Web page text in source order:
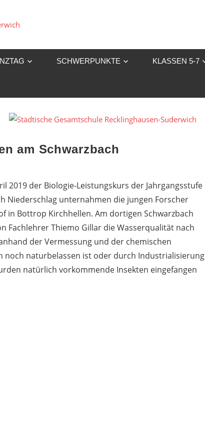
Gesamtschule
Suderwich
SCHWERPUNKTE KLASSEN 5-7
am Schwarzbach
2019 der Biologie-Leistungskurs der Jahrgangsstufe
Niederschlag unternahmen die jungen Forscher
in Bottrop Kirchhellen. Am dortigen Schwarzbach
Fachlehrer Thiemo Gillar die Wasserqualität nach
der Vermessung und der chemischen
noch naturbelassen ist oder durch Industrialisierung
natürlich vorkommende Insekten eingefangen